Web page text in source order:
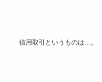
信用取引というものは…。